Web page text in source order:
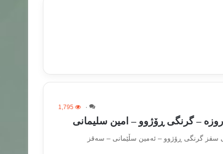
۰ 1,795
– گرنگی ڕۆژوو – امین سلیمانی
سقز گرنگی ڕۆژوو – ئەمین سڵێمانی – سەقز